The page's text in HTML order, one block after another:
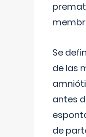
Se
de las
antes
de